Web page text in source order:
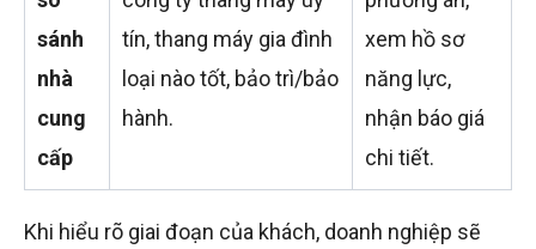
sánh
nhà
cung
cấp
tín, thang máy gia đình
loại nào tốt, bảo trì/bảo
hành.
xem hồ sơ
năng lực,
nhận báo giá
chi tiết.
Khi hiểu rõ giai đoạn của khách, doanh nghiệp sẽ